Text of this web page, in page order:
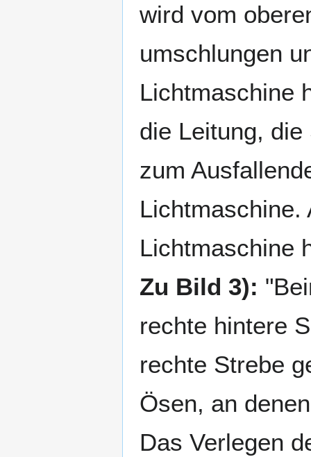
wird vom
umschlungen
Lichtmaschine
die Leitung,
zum
Lichtmaschine.
Lichtmaschine
Zu Bild 3):
rechte hintere
rechte Strebe
Ösen, an
Das Verlegen